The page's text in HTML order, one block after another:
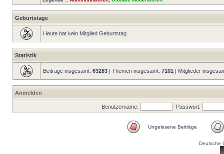
Geburtstage
Heute hat kein Mitglied Geburtstag
Statistik
Beiträge insgesamt: 63283 | Themen insgesamt: 7101 | Mitglieder
Anmelden
Benutzername: Passwort:
Ungelesene Beiträge
Deutsche